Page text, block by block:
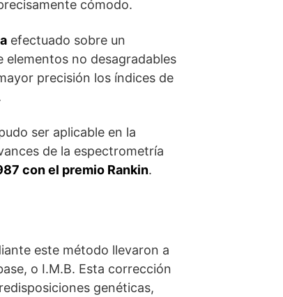
cómodo.
efectuado sobre un
no desagradables
precisión los índices de
ser aplicable en la
de la espec­trometría
con el premio Rankin.
este método llevaron a
o I.M.B. Esta corrección
genéticas,